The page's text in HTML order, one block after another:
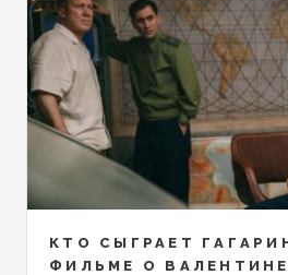
КТО СЫГРАЕТ
ФИЛЬМЕ О ВАЛЕНТИНЕ